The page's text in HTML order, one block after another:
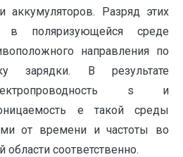
аккумуляторов. Разряд этих
в поляризующейся среде
направления по
зарядки. В результате
s и
e такой среды
от времени и частоты во
области соответственно.